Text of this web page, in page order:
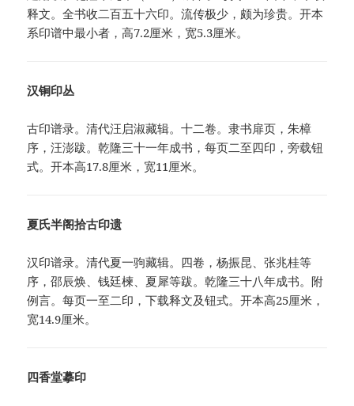
释文。全书收二百五十六印。流传极少，颇为珍贵。开本
系印谱中最小者，高7.2厘米，宽5.3厘米。
汉铜印丛
古印谱录。清代汪启淑藏辑。十二卷。隶书扉页，朱樟
序，汪澎跋。乾隆三十一年成书，每页二至四印，旁载钮
式。开本高17.8厘米，宽11厘米。
夏氏半阁拾古印遗
汉印谱录。清代夏一驹藏辑。四卷，杨振昆、张兆桂等
序，邵辰焕、钱廷楝、夏犀等跋。乾隆三十八年成书。附
例言。每页一至二印，下载释文及钮式。开本高25厘米，
宽14.9厘米。
四香堂摹印